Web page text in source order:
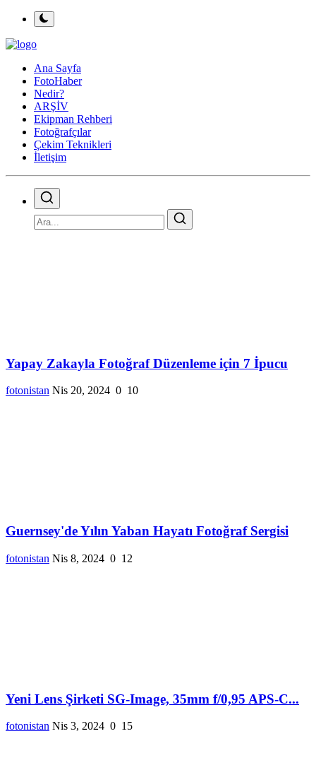
Ana Sayfa
FotoHaber
Nedir?
ARŞİV
Ekipman Rehberi
Fotoğrafçılar
Çekim Teknikleri
İletişim
Yapay Zakayla Fotoğraf Düzenleme için 7 İpucu
fotonistan Nis 20, 2024 0 10
Guernsey'de Yılın Yaban Hayatı Fotoğraf Sergisi
fotonistan Nis 8, 2024 0 12
Yeni Lens Şirketi SG-Image, 35mm f/0,95 APS-C...
fotonistan Nis 3, 2024 0 15